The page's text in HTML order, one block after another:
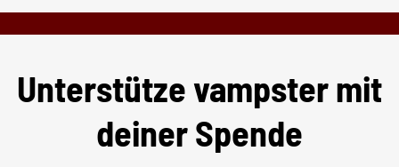
Unterstütze vampster mit
deiner Spende